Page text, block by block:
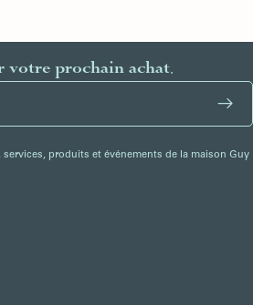
votre prochain achat.
produits et événements de la maison Guy